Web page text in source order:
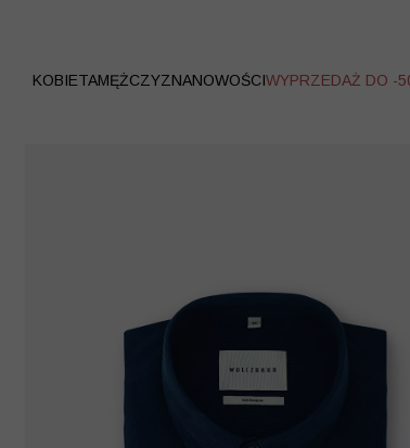
KOBIETAMĘŻCZYZNANOWOŚCIWYPRZEDAŻ DO -